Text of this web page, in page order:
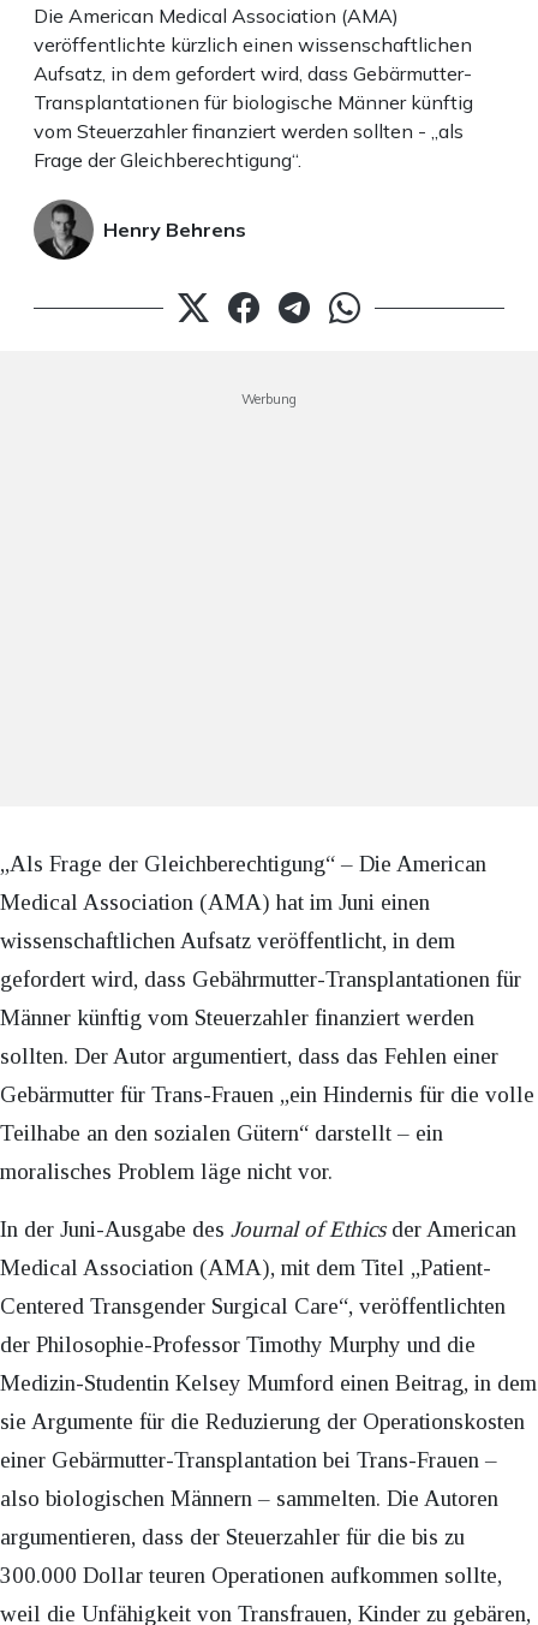
Die American Medical Association (AMA)
veröffentlichte kürzlich einen wissenschaftlichen
Aufsatz, in dem gefordert wird, dass Gebärmutter-
Transplantationen für biologische Männer künftig
vom Steuerzahler finanziert werden sollten - „als
Frage der Gleichberechtigung“.
Henry Behrens
Werbung
„Als Frage der Gleichberechtigung“ – Die American
Medical Association (AMA) hat im Juni einen
wissenschaftlichen Aufsatz veröffentlicht, in dem
gefordert wird, dass Gebährmutter-Transplantationen für
Männer künftig vom Steuerzahler finanziert werden
sollten. Der Autor argumentiert, dass das Fehlen einer
Gebärmutter für Trans-Frauen „ein Hindernis für die volle
Teilhabe an den sozialen Gütern“ darstellt – ein
moralisches Problem läge nicht vor.
In der Juni-Ausgabe des Journal of Ethicsder American
Medical Association (AMA), mit dem Titel „Patient-
Centered Transgender Surgical Care“, veröffentlichten
der Philosophie-Professor Timothy Murphy und die
Medizin-Studentin Kelsey Mumford einen Beitrag, in dem
sie Argumente für die Reduzierung der Operationskosten
einer Gebärmutter-Transplantation bei Trans-Frauen –
also biologischen Männern – sammelten. Die Autoren
argumentieren, dass der Steuerzahler für die bis zu
300.000 Dollar teuren Operationen aufkommen sollte,
weil die Unfähigkeit von Transfrauen, Kinder zu gebären,